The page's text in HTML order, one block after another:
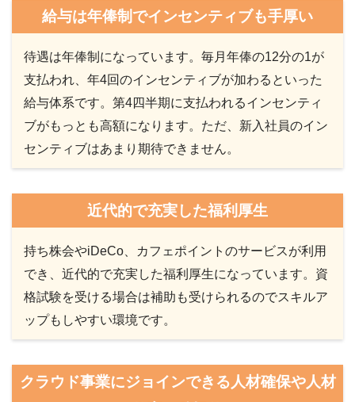
給与は年俸制でインセンティブも手厚い
待遇は年俸制になっています。毎月年俸の12分の1が
支払われ、年4回のインセンティブが加わるといった
給与体系です。第4四半期に支払われるインセンティ
ブがもっとも高額になります。ただ、新入社員のイン
センティブはあまり期待できません。
近代的で充実した福利厚生
持ち株会やiDeCo、カフェポイントのサービスが利用
でき、近代的で充実した福利厚生になっています。資
格試験を受ける場合は補助も受けられるのでスキルア
ップもしやすい環境です。
クラウド事業にジョインできる人材確保や人材